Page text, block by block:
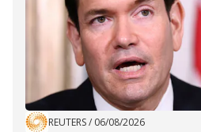
REUTERS/ 06/08/2026